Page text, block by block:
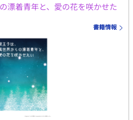
漂着青年と、愛の花を咲かせた
書籍情報